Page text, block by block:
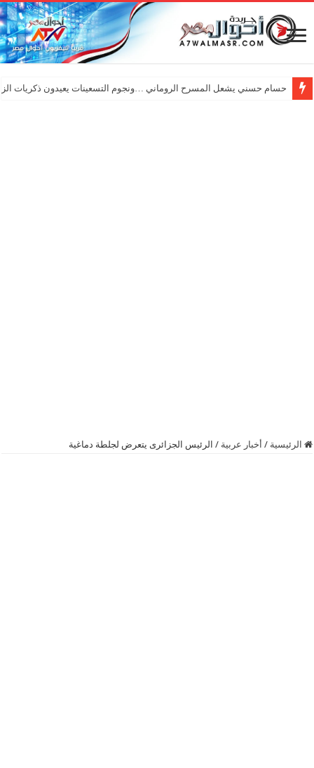
حسام حسني يشعل المسرح الروماني …ونجوم التسعينات يعيدون ذكريات
الرئيسية / أخبار عربية / الرئيس الجزائرى يتعرض لجلطة دماغية